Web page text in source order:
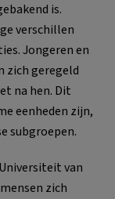
is.
verschillen
Jongeren en
zich geregeld
na hen. Dit
eenheden zijn,
subgroepen.
van
zich